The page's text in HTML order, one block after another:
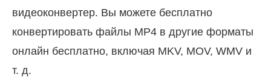
видеоконвертер. Вы можете бесплатно
конвертировать файлы MP4 в другие форматы
онлайн бесплатно, включая MKV, MOV, WMV и
т. д.